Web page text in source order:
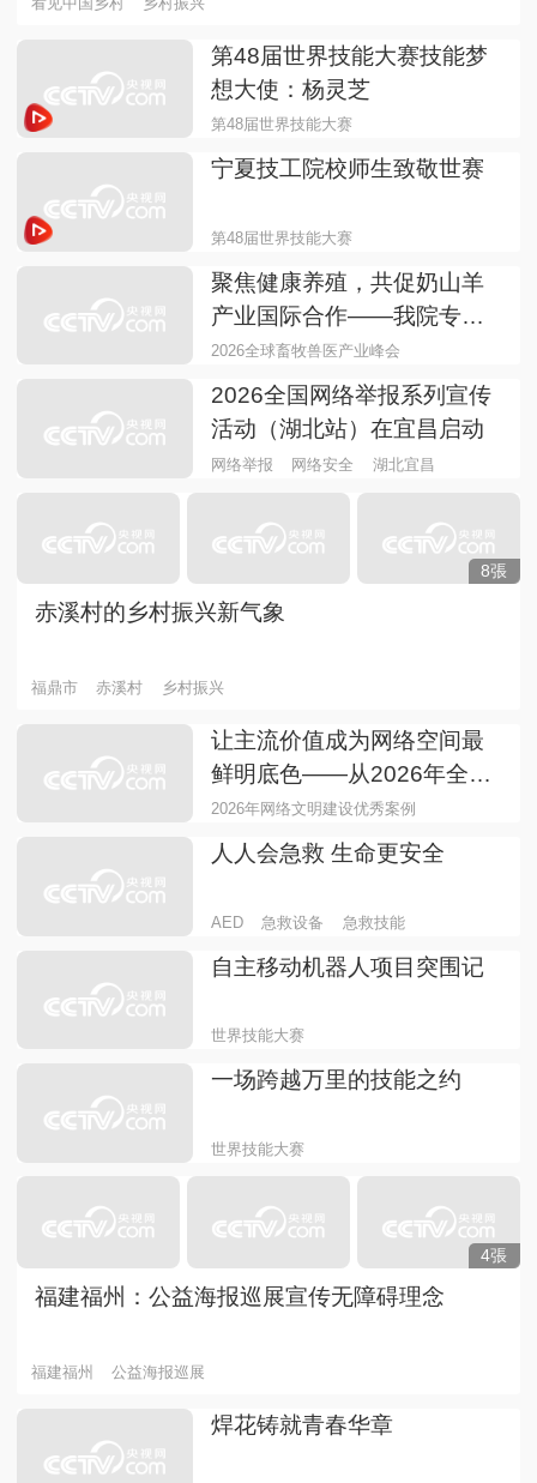
第48届世界技能大赛技能梦
想大使：杨灵芝
第48届世界技能大赛
宁夏技工院校师生致敬世赛
第48届世界技能大赛
聚焦健康养殖，共促奶山羊
产业国际合作——我院专家
赴马来西亚参加2026全球畜
牧兽医产业峰会
2026全球畜牧兽医产业峰会
2026全国网络举报系列宣传
活动（湖北站）在宜昌启动
网络举报 网络安全 湖北宜昌
8張
赤溪村的乡村振兴新气象
福鼎市 赤溪村 乡村振兴
让主流价值成为网络空间最
鲜明底色——从2026年全国
网络文明建设优秀案例看网
络空间思想引领的创新实践
2026年网络文明建设优秀案例
人人会急救 生命更安全
AED 急救设备 急救技能
自主移动机器人项目突围记
世界技能大赛
一场跨越万里的技能之约
世界技能大赛
4張
福建福州：公益海报巡展宣传无障碍理念
福建福州 公益海报巡展
焊花铸就青春华章